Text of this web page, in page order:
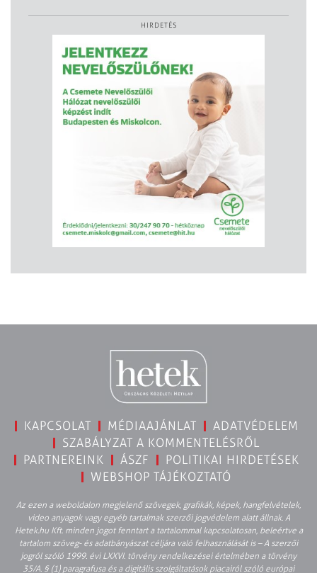
HIRDETÉS
KAPCSOLAT MÉDIAAJÁNLAT
ADATVÉDELEM
SZABÁLYZAT A KOMMENTELÉSRŐL
PARTNEREINK
ÁSZF
POLITIKAI HIRDETÉSEK
WEBSHOP TÁJÉKOZTATÓ
Az ezen a weboldalon megjelenő szövegek, grafikák, képek, hangfelvételek,
video anyagok vagy egyéb tartalmak szerzői jogvédelem alatt állnak. A
Hetek.hu Kft. minden jogot fenntart a tartalommal kapcsolatosan, beleértve a
tartalom szöveg- és adatbányászat céljára való felhasználását is – A szerzői
jogról szóló 1999. évi LXXVI. törvény rendelkezései értelmében a törvény
35/A. § (1) paragrafusa és a digitális szolgáltatások piacairól szóló európai